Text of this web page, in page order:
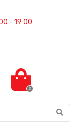
- 19:00
0